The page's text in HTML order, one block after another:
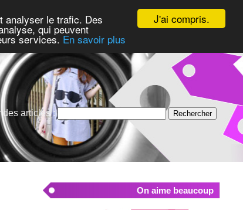
J'ai compris.
analyser le trafic. Des
qui peuvent
services. En savoir plus
des articles :
On aime beaucoup